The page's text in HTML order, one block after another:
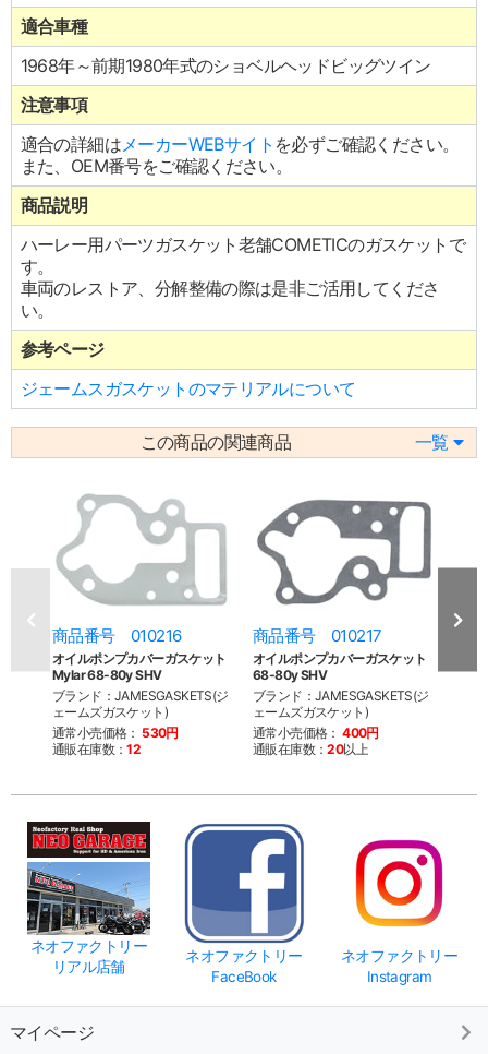
適合車種
1968年～前期1980年式のショベルヘッドビッグツイン
注意事項
適合の詳細はメーカーWEBサイト を必ずご確認ください。
また、OEM番号をご確認ください。
商品説明
ハーレー用パーツガスケット老舗COMETICのガスケットで
す。
車両のレストア、分解整備の際は是非ご活用してくださ
い。
参考ページ
ジェームスガスケットのマテリアルについて
この商品の関連商品 一覧
商品番号 010216
オイルポンプカバーガスケット
Mylar 68-80y SHV
ブランド：JAMESGASKETS(ジ
ェームズガスケット)
通常小売価格： 530円
通販在庫数：12
商品番号 010217
オイルポンプカバーガスケット
68-80y SHV
ブランド：JAMESGASKETS(ジ
ェームズガスケット)
通常小売価格： 400円
通販在庫数：20以上
ルキ
ネオファクトリー
リアル店舗
ネオファクトリー
FaceBook
ネオファクトリー
Instagram
マイページ